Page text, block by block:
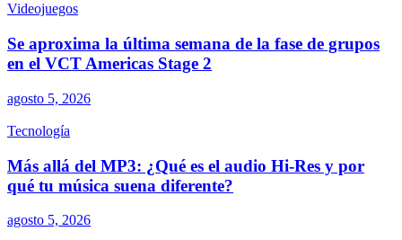
Videojuegos
Se aproxima la última semana de la fase de grupos
en el VCT Americas Stage 2
agosto 5, 2026
Tecnología
Más allá del MP3: ¿Qué es el audio Hi-Res y por
qué tu música suena diferente?
agosto 5, 2026